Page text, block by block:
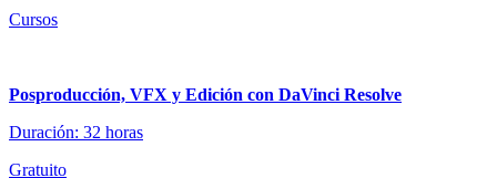
Cursos
Posproducción, VFX y Edición con DaVinci Resolve
Duración: 32 horas
Gratuito